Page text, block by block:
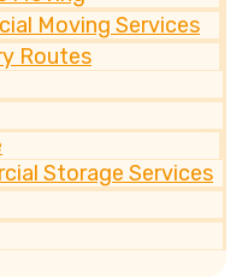
Moving Services
Routes
Storage Services